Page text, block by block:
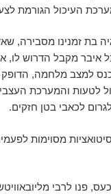
העיכול הגורמת
בת זמנינו מסבירה,
איבר מקבל הדרוש
למצב מלחמה,
לטעות והמערכת
לכאבי בטן חזקים.
מסוימות
פנו לרבי